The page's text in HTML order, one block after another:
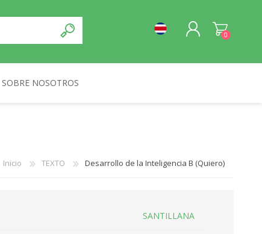
0
SOBRE NOSOTROS
Inicio TEXTO Desarrollo de la Inteligencia B (Quiero)
SANTILLANA